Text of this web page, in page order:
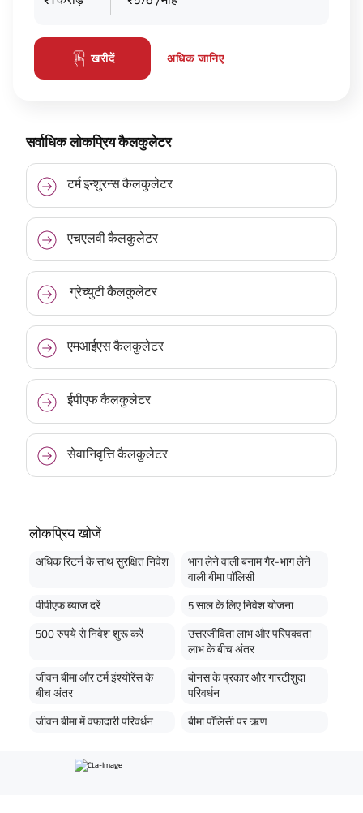
खरीदें अधिक जानिए
सर्वाधिक लोकप्रिय कैलकुलेटर
टर्म इन्शुरन्स कैलकुलेटर
एचएलवी कैलकुलेटर
ग्रेच्युटी कैलकुलेटर
एमआईएस कैलकुलेटर
ईपीएफ कैलकुलेटर
सेवानिवृत्ति कैलकुलेटर
लोकप्रिय खोजें
अधिक रिटर्न के साथ सुरक्षित निवेश
भाग लेने वाली बनाम गैर-भाग लेने
वाली बीमा पॉलिसी
पीपीएफ ब्याज दरें 5 साल के लिए निवेश योजना
500 रुपये से निवेश शुरू करें
उत्तरजीविता लाभ और परिपक्वता
लाभ के बीच अंतर
जीवन बीमा और टर्म इंश्योरेंस के
बीच अंतर
बोनस के प्रकार और गारंटीशुदा
परिवर्धन
जीवन बीमा में वफादारी परिवर्धन बीमा पॉलिसी पर ऋण